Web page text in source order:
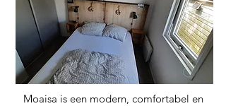
Moaisa is een modern, comfortabel en